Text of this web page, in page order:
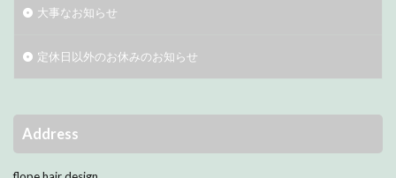
大事なお知らせ
定休日以外のお休みのお知らせ
Address